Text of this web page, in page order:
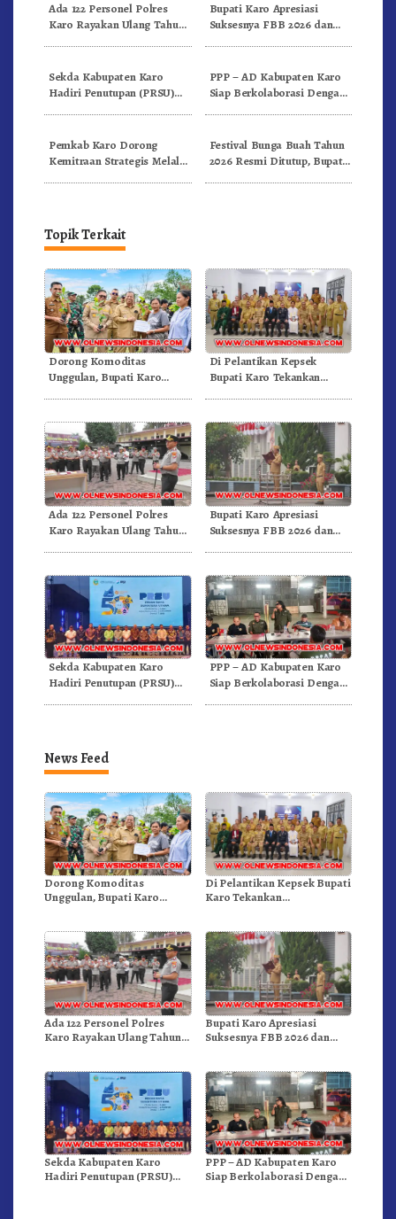
Ada 122 Personel Polres
Karo Rayakan Ulang Tahun
Bupati Karo Apresiasi
Suksesnya FBB 2026 dan
Sekda Kabupaten Karo
Hadiri Penutupan (PRSU)
PPP – AD Kabupaten Karo
Siap Berkolaborasi Dengan
Pemkab Karo Dorong
Kemitraan Strategis Melalui
Festival Bunga Buah Tahun
2026 Resmi Ditutup, Bupati
Topik Terkait
Dorong Komoditas
Unggulan, Bupati Karo
Di Pelantikan Kepsek
Bupati Karo Tekankan
Ada 122 Personel Polres
Karo Rayakan Ulang Tahun
Bupati Karo Apresiasi
Suksesnya FBB 2026 dan
Sekda Kabupaten Karo
Hadiri Penutupan (PRSU)
PPP – AD Kabupaten Karo
Siap Berkolaborasi Dengan
News Feed
Dorong Komoditas
Unggulan, Bupati Karo
Di Pelantikan Kepsek Bupati
Karo Tekankan
Ada 122 Personel Polres
Karo Rayakan Ulang Tahun
Bupati Karo Apresiasi
Suksesnya FBB 2026 dan
Sekda Kabupaten Karo
Hadiri Penutupan (PRSU)
PPP – AD Kabupaten Karo
Siap Berkolaborasi Dengan